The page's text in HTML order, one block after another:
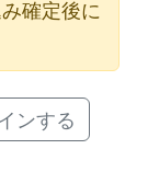
確定後に
ンする